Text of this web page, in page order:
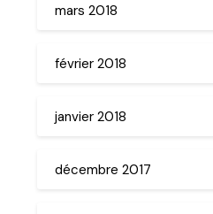
mars 2018
février 2018
janvier 2018
décembre 2017